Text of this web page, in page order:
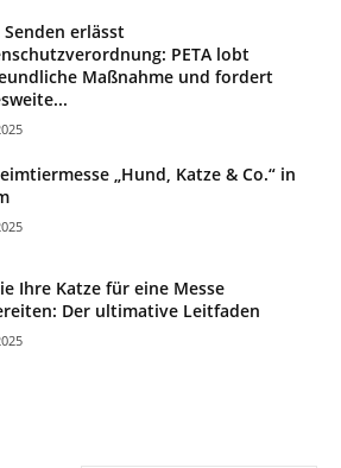
erlässt
PETA lobt
Maßnahme und fordert
„Hund, Katze & Co.“ in
Ihre Katze für eine Messe
Der ultimative Leitfaden